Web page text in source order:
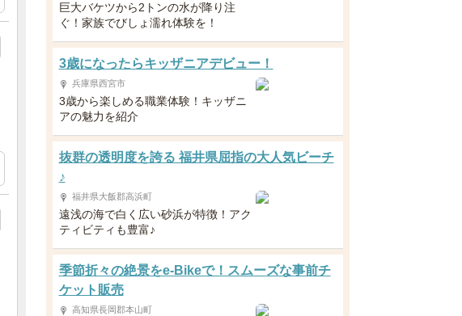
巨大バケツから2トンの水が降り注
ぐ！家族でびしょ濡れ体験を！
3歳になったらキッザニアデビュー！
兵庫県西宮市
3歳から楽しめる職業体験！キッザニ
アの魅力を紹介
抜群の透明度を誇る 福井県屈指の大人気ビーチ
♪
福井県大飯郡高浜町
遠浅の海で白く広い砂浜が特徴！アク
ティビティも豊富♪
季節折々の絶景をe-Bikeで！スムーズな事前チ
ケット販売
高知県長岡郡本山町